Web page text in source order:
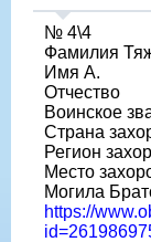
№ 4\4
Фамилия
Имя А.
Отчество
Воинское
Страна
Регион
Место
Могила
https://